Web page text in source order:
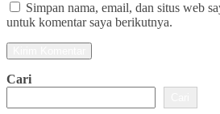
Simpan nama, email, dan situs web
untuk komentar saya berikutnya.
Cari